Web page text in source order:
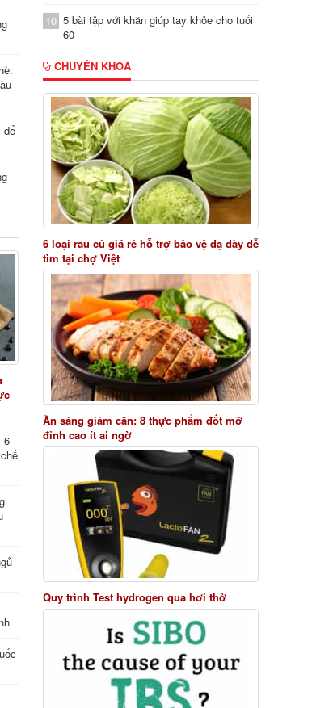
để
6
10 5 bài tập với khăn giúp tay khỏe cho tuổi
60
CHUYÊN KHOA
6 loại rau củ giá rẻ hỗ trợ bảo vệ dạ dày dễ
tìm tại chợ Việt
Ăn sáng giảm cân: 8 thực phẩm đốt mỡ
đỉnh cao ít ai ngờ
Quy trình Test hydrogen qua hơi thở